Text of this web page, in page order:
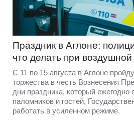
Праздник в Аглоне:
что делать при воздушной
С 11 по 15 августа в Аглоне
торжества в честь Вознесения
дни праздника, который ежегодно
паломников и гостей,
работать в усиленном режиме.